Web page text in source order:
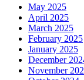
May 2025
April 2025
March 2025
February 2025
January 2025
December
November